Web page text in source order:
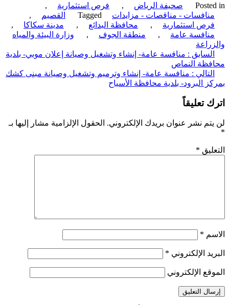
صحيفة الرياض , فرص استثمارية
,
- مناقصات - مزايدات
Tagged القصيم
,
استثمارية
, محافظة البدائع , مدينة سكاكا
,
عامة
, منطقة الجوف ,
وزارة البيئة والمياه
: منافسة عامة- إنشاء وتشغيل وصيانة إعلان موبي- بلدية
النماص
:منافسة عامة- إنشاء وترميم وتشغيل وصيانة مبنى كشك
البرود- بلدية محافظة الأسياح
تعليقاً
نشر عنوان بريدك الإلكتروني. الحقول الإلزامية مشار إليها بـ
*
*
الإلكتروني *
الإلكتروني